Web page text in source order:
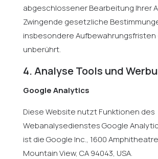
abgeschlossener Bearbeitung Ihrer
Zwingende gesetzliche
insbesondere Aufbewahrungsfristen
unberührt.
4. Analyse Tools und
Google Analytics
Diese Website nutzt Funktionen des
Webanalysedienstes Google
ist die Google Inc., 1600
Mountain View, CA 94043, USA.